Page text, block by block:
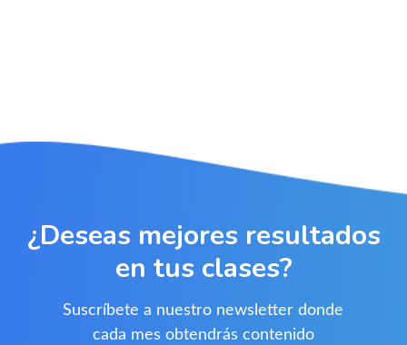
¿Deseas mejores resultados
en tus clases?
Suscríbete a nuestro newsletter donde
cada mes obtendrás contenido